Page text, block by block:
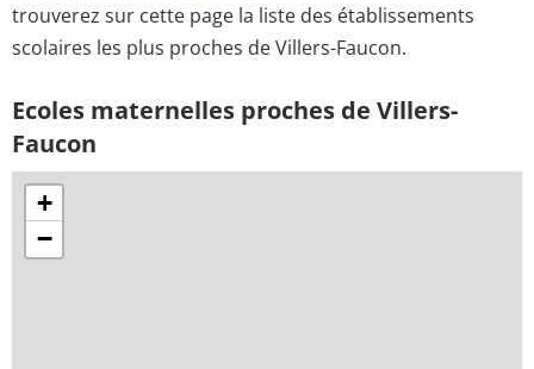
trouverez sur cette page la liste des établissements
scolaires les plus proches de Villers-Faucon.
Ecoles maternelles proches de Villers-
Faucon
+
−